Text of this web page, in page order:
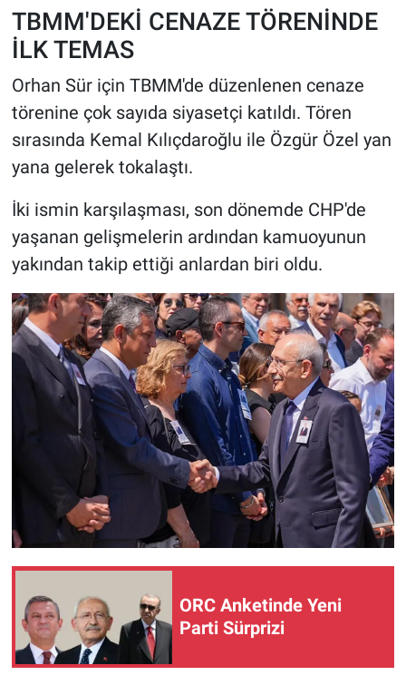
TBMM'DEKİ CENAZE TÖRENİNDE
İLK TEMAS
Orhan Sür için TBMM'de düzenlenen cenaze
törenine çok sayıda siyasetçi katıldı. Tören
sırasında Kemal Kılıçdaroğlu ile Özgür Özel yan
yana gelerek tokalaştı.
İki ismin karşılaşması, son dönemde CHP'de
yaşanan gelişmelerin ardından kamuoyunun
yakından takip ettiği anlardan biri oldu.
ORC Anketinde Yeni
Parti Sürprizi